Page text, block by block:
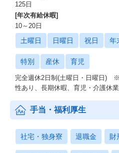
125日
[年次有給休暇]
10～20日
土曜日 日曜日 祝日 年
特別 産休 育児
完全週休2日制(土曜日・日曜日)
性あり、長期休暇、育児・介護休
手当・福利厚生
社宅・独身寮 退職金 財